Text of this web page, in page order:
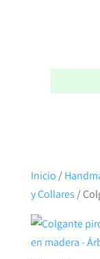
Inicio /
y Collares /